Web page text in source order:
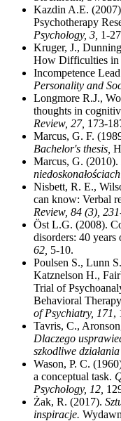
Kazdin A.E.
Psychotherapy
Psychology, 3, 1-
Kruger, J.,
How Difficulties in
Incompetence
Personality and
Longmore R.J.,
thoughts in
Review, 27, 173-
Marcus, G. F.
Bachelor's thesis,
Marcus, G. (2010).
Nisbett, R. E.,
can know: Verbal
Review, 84 (3),
Öst L.G. (2008).
disorders: 40 years
62, 5-10.
Poulsen S., Lunn
Katznelson H.,
Trial of
Behavioral
of Psychiatry, 171,
Tavris, C.,
Dlaczego
szkodliwe
Wason, P. C.
a conceptual task.
Psychology, 12,
Żak, R. (2017).
inspiracje.